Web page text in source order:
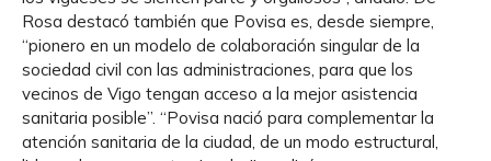
Rosa destacó también que Povisa es, desde siempre,
“pionero en un modelo de colaboración singular de la
sociedad civil con las administraciones, para que los
vecinos de Vigo tengan acceso a la mejor asistencia
sanitaria posible”. “Povisa nació para complementar la
atención sanitaria de la ciudad, de un modo estructural,